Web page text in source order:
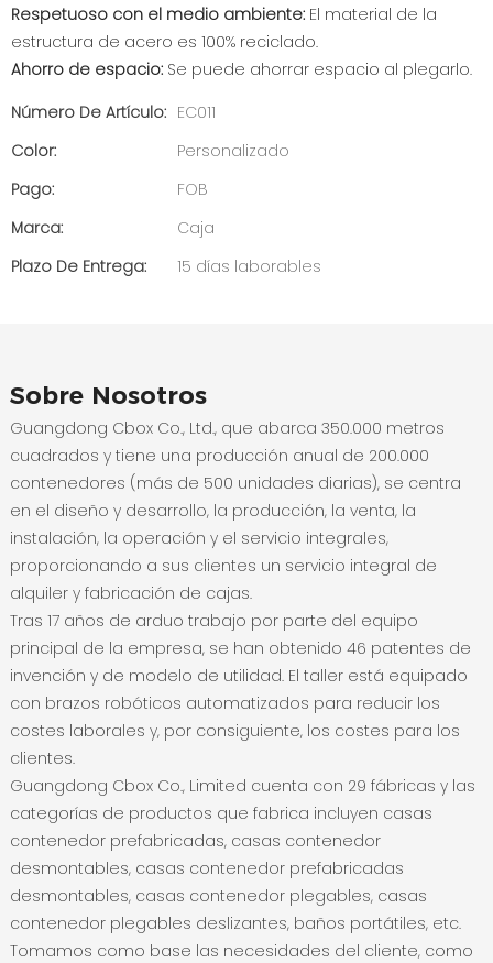
Respetuoso con el medio ambiente: El material de la
estructura de acero es 100% reciclado.
Ahorro de espacio: Se puede ahorrar espacio al plegarlo.
Número De Artículo: EC011
Color:
Personalizado
Pago:
FOB
Marca:
Caja
Plazo De Entrega:
15 días laborables
Sobre Nosotros
Guangdong Cbox Co., Ltd., que abarca 350.000 metros
cuadrados y tiene una producción anual de 200.000
contenedores (más de 500 unidades diarias), se centra
en el diseño y desarrollo, la producción, la venta, la
instalación, la operación y el servicio integrales,
proporcionando a sus clientes un servicio integral de
alquiler y fabricación de cajas.
Tras 17 años de arduo trabajo por parte del equipo
principal de la empresa, se han obtenido 46 patentes de
invención y de modelo de utilidad. El taller está equipado
con brazos robóticos automatizados para reducir los
costes laborales y, por consiguiente, los costes para los
clientes.
Guangdong Cbox Co., Limited cuenta con 29 fábricas y las
categorías de productos que fabrica incluyen casas
contenedor prefabricadas, casas contenedor
desmontables, casas contenedor prefabricadas
desmontables, casas contenedor plegables, casas
contenedor plegables deslizantes, baños portátiles, etc.
Tomamos como base las necesidades del cliente, como